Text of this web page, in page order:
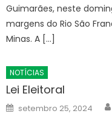
Guimarães, neste
margens do Rio São
Minas. A […]
NOTÍCIAS
Lei Eleitoral
Posted
on
setembro 25, 2024